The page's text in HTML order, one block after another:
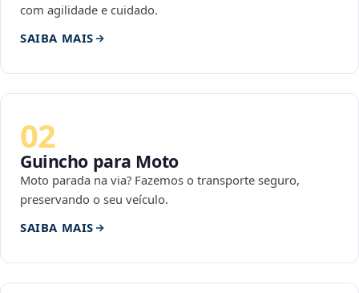
com agilidade e cuidado.
SAIBA MAIS
02
Guincho para Moto
Moto parada na via? Fazemos o transporte seguro,
preservando o seu veículo.
SAIBA MAIS